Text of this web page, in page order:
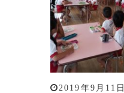
2019年9月11日